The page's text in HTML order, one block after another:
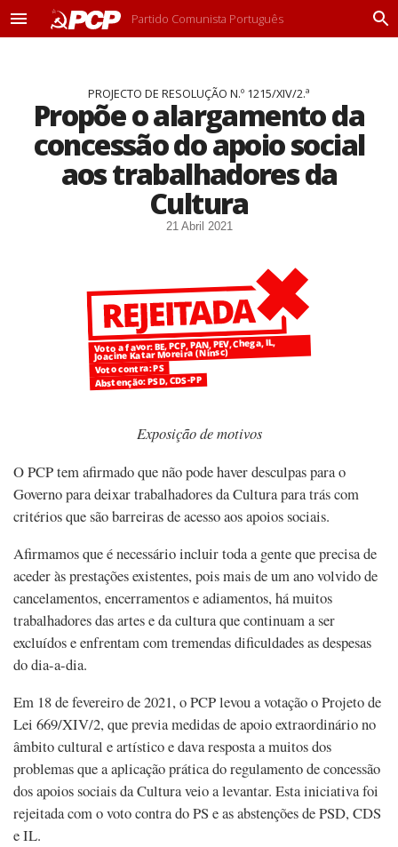
M
Partido Comunista Português
P
PROJECTO DE RESOLUÇÃO N.º 1215/XIV/2.ª
Propõe o alargamento da
concessão do apoio social
aos trabalhadores da
Cultura
21 Abril 2021
Voto a favor: BE, PCP, PAN, PEV, Chega, IL,
Joacine Katar Moreira (Ninsc)
Voto contra: PS
Abstenção: PSD, CDS-PP
Exposição de motivos
O PCP tem afirmado que não pode haver desculpas para o
Governo para deixar trabalhadores da Cultura para trás com
critérios que são barreiras de acesso aos apoios sociais.
Afirmamos que é necessário incluir toda a gente que precisa de
aceder às prestações existentes, pois mais de um ano volvido de
cancelamentos, encerramentos e adiamentos, há muitos
trabalhadores das artes e da cultura que continuam a ser
excluídos e enfrentam com tremendas dificuldades as despesas
do dia-a-dia.
Em 18 de fevereiro de 2021, o PCP levou a votação o Projeto de
Lei 669/XIV/2, que previa medidas de apoio extraordinário no
âmbito cultural e artístico e dava resposta a muitos dos
problemas que a aplicação prática do regulamento de concessão
dos apoios sociais da Cultura veio a levantar. Esta iniciativa foi
rejeitada com o voto contra do PS e as abstenções de PSD, CDS
e IL.